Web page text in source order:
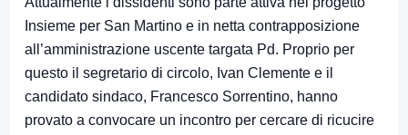
Insieme per San Martino e in netta contrapposizione
all’amministrazione uscente targata Pd. Proprio per
questo il segretario di circolo, Ivan Clemente e il
candidato sindaco, Francesco Sorrentino, hanno
provato a convocare un incontro per cercare di ricucire